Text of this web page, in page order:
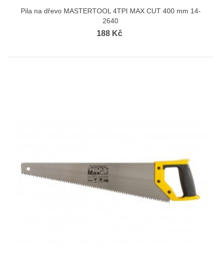
Pila na dřevo MASTERTOOL 4TPI MAX CUT 400 mm 14-
2640
188 Kč